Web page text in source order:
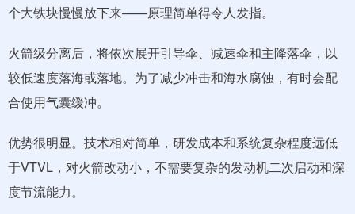
个大铁块慢慢放下来——原理简单得令人发指。
火箭级分离后，将依次展开引导伞、减速伞和主降落伞，以
较低速度落海或落地。为了减少冲击和海水腐蚀，有时会配
合使用气囊缓冲。
优势很明显。技术相对简单，研发成本和系统复杂程度远低
于VTVL，对火箭改动小，不需要复杂的发动机二次启动和深
度节流能力。